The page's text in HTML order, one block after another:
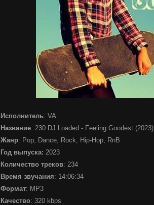
Исполнитель: VA
Название: 230 DJ Loaded - Feeling Goodest (2023)
Жанр: Pop, Dance, Rock, Hip-Hop, RnB
Год выпуска: 2023
Количество треков: 234
Время звучания: 14:06:34
Формат: MP3
Качество: 320 kbps